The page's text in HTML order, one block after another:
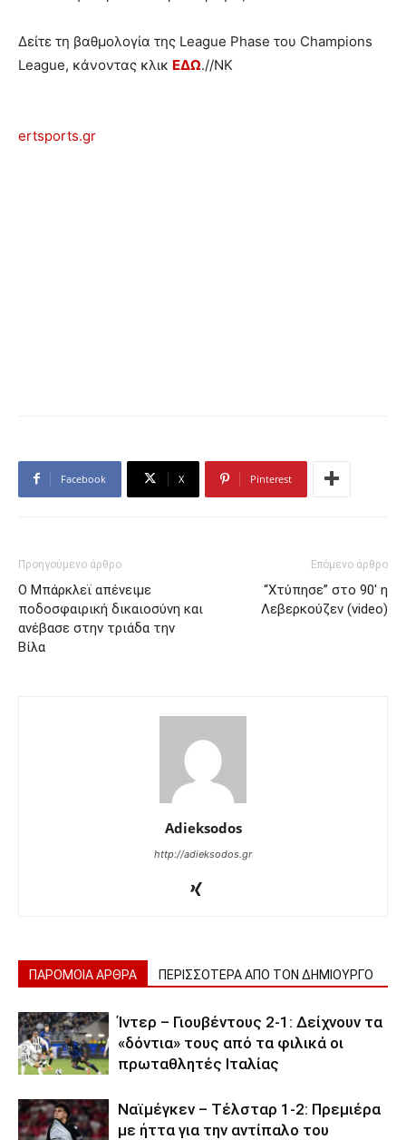
Δείτε τη βαθμολογία της League Phase του Champions
League, κάνοντας κλικ ΕΔΩ.//ΝΚ
ertsports.gr
Facebook X Pinterest
Προηγούμενο άρθρο
Ο Μπάρκλεϊ απένειμε
ποδοσφαιρική δικαιοσύνη και
ανέβασε στην τριάδα την
Βίλα
Επόμενο άρθρο
“Χτύπησε” στο 90′ η
Λεβερκούζεν (video)
Adieksodos
http://adieksodos.gr
ΠΑΡΟΜΟΙΑ ΑΡΘΡΑ ΠΕΡΙΣΣΟΤΕΡΑ ΑΠΟ ΤΟΝ ΔΗΜΙΟΥΡΓΟ
Ίντερ – Γιουβέντους 2-1: Δείχνουν τα
«δόντια» τους από τα φιλικά οι
πρωταθλητές Ιταλίας
Ναϊμέγκεν – Τέλσταρ 1-2: Πρεμιέρα
με ήττα για την αντίπαλο του